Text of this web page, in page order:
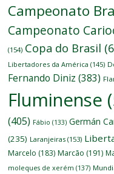
Campeonato
Campeonato
(154) Copa do Brasil
Libertadores da América (145)
Fernando Diniz (383)
Fluminense
(405) Fábio (133) Germán
(235) Laranjeiras (153)
Marcelo (183) Marcão (191)
moleques de xerém (137)